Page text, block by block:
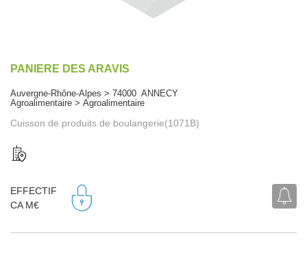
PANIERE DES ARAVIS
Auvergne-Rhône-Alpes > 74000 ANNECY
Agroalimentaire > Agroalimentaire
Cuisson de produits de boulangerie(1071B)
EFFECTIF
CA M€